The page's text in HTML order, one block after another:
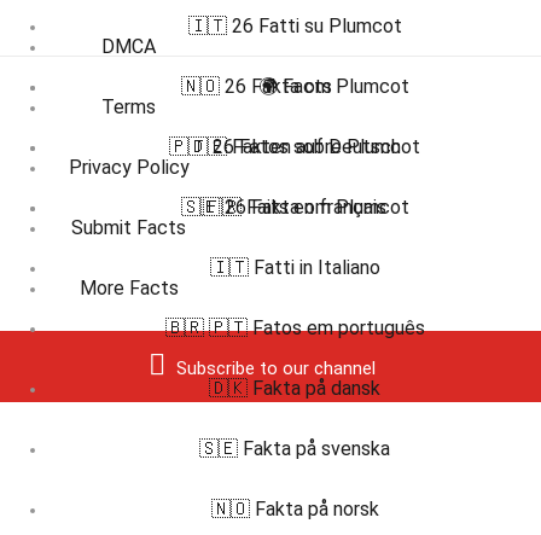
DMCA
Terms
Privacy Policy
Submit Facts
More Facts
Subscribe to our channel
🇮🇹 26 Fatti su Plumcot
🇳🇴 26 Fakta om Plumcot
🇵🇹 26 Fatos sobre Plumcot
🇸🇪 26 Fakta om Plumcot
🌍 Facts
🇩🇪 Fakten auf Deutsch
🇫🇷 Faits en français
🇮🇹 Fatti in Italiano
🇧🇷 🇵🇹 Fatos em português
🇩🇰 Fakta på dansk
🇸🇪 Fakta på svenska
🇳🇴 Fakta på norsk